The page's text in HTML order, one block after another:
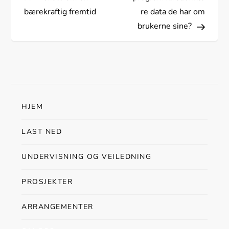
n
g
s
n
a
v
bærekraftig fremtid
re data de har om
brukerne sine?
HJEM
LAST NED
UNDERVISNING OG VEILEDNING
PROSJEKTER
ARRANGEMENTER